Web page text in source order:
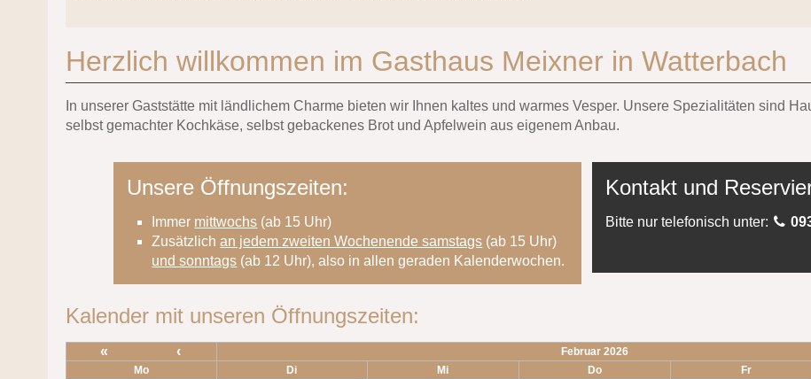
Herzlich willkommen im Gasthaus Meixner in Watterbach
In unserer Gaststätte mit ländlichem Charme bieten wir Ihnen kaltes und warmes Vesper. Unsere Spezialitäten sind
selbst gemachter Kochkäse, selbst gebackenes Brot und Apfelwein aus eigenem Anbau.
Unsere Öffnungszeiten:
Immer mittwochs (ab 15 Uhr)
Zusätzlichan jedem zweiten Wochenende samstags (ab 15 Uhr)
und sonntags (ab 12 Uhr), also in allen geraden Kalenderwochen.
Kontakt und
Bitte nur telefonisch unter:
Kalender mit unseren Öffnungszeiten:
« ‹ Februar 2026
Mo Di Mi Do Fr